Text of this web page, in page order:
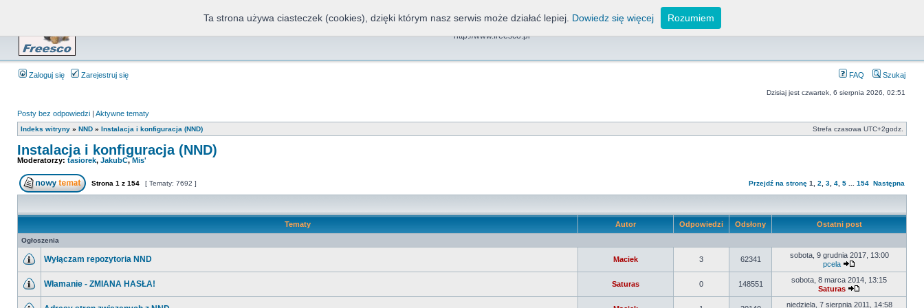
Freesco, NND, CDN, EOS
http://www.freesco.pl
Zaloguj się Zarejestruj się FAQ Szukaj
Dzisiaj jest czwartek, 6 sierpnia 2026, 02:51
Posty bez odpowiedzi | Aktywne tematy
Indeks witryny » NND » Instalacja i konfiguracja (NND) Strefa czasowa UTC+2godz.
Instalacja i konfiguracja (NND)
Moderatorzy: tasiorek, JakubC,Mis'
Strona 1 z 154 [ Tematy: 7692 ] Przejdź na stronę 1 2 3 4 5 154 Następna
Tematy Autor Odpowiedzi Odsłony Ostatni post
Ogłoszenia
Wyłączam repozytoria NND Maciek 3 62341
sobota, 9 grudnia 2017, 13:00
pcela
Włamanie - ZMIANA HASŁA! Saturas 0 148551
sobota, 8 marca 2014, 13:15
Saturas
niedziela, 7 sierpnia 2011, 14:58
Ta strona używa ciasteczek (cookies), dzięki którym nasz serwis może działać lepiej. Dowiedz się więcej Rozumiem